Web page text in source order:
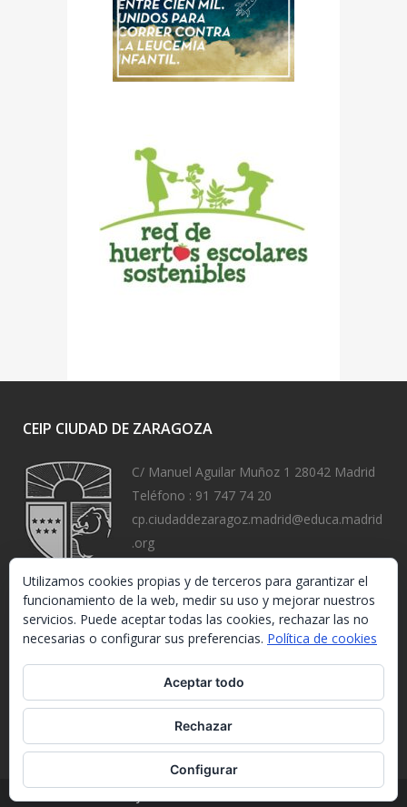
CEIP CIUDAD DE ZARAGOZA
C/ Manuel Aguilar Muñoz 1 28042 Madrid
Teléfono : 91 747 74 20
cp.ciudaddezaragoz.madrid@educa.madrid
.org
Utilizamos cookies propias y de terceros para garantizar el
funcionamiento de la web, medir su uso y mejorar nuestros
servicios. Puede aceptar todas las cookies, rechazar las no
necesarias o configurar sus preferencias. Política de cookies
Aceptar todo
Rechazar
Configurar